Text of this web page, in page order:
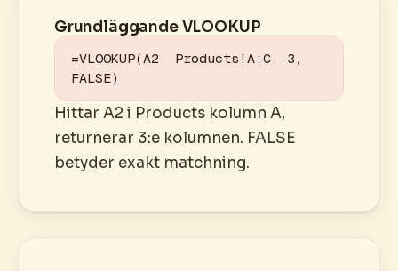
Grundläggande VLOOKUP
=VLOOKUP(A2, Products!A:C, 3,
FALSE)
Hittar A2 i Products kolumn A,
returnerar 3:e kolumnen. FALSE
betyder exakt matchning.